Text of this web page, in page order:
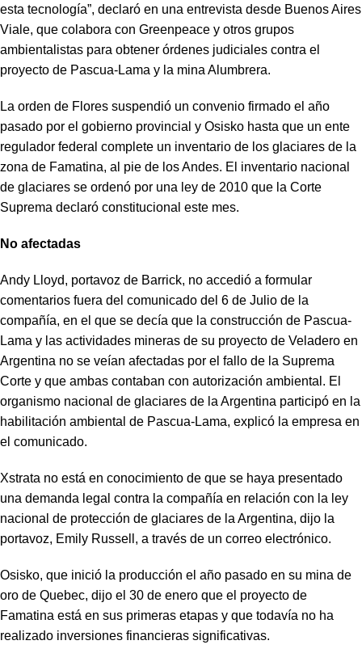
esta tecnología”, declaró en una entrevista desde Buenos Aires
Viale, que colabora con Greenpeace y otros grupos
ambientalistas para obtener órdenes judiciales contra el
proyecto de Pascua-Lama y la mina Alumbrera.
La orden de Flores suspendió un convenio firmado el año
pasado por el gobierno provincial y Osisko hasta que un ente
regulador federal complete un inventario de los glaciares de la
zona de Famatina, al pie de los Andes. El inventario nacional
de glaciares se ordenó por una ley de 2010 que la Corte
Suprema declaró constitucional este mes.
No afectadas
Andy Lloyd, portavoz de Barrick, no accedió a formular
comentarios fuera del comunicado del 6 de Julio de la
compañía, en el que se decía que la construcción de Pascua-
Lama y las actividades mineras de su proyecto de Veladero en
Argentina no se veían afectadas por el fallo de la Suprema
Corte y que ambas contaban con autorización ambiental. El
organismo nacional de glaciares de la Argentina participó en la
habilitación ambiental de Pascua-Lama, explicó la empresa en
el comunicado.
Xstrata no está en conocimiento de que se haya presentado
una demanda legal contra la compañía en relación con la ley
nacional de protección de glaciares de la Argentina, dijo la
portavoz, Emily Russell, a través de un correo electrónico.
Osisko, que inició la producción el año pasado en su mina de
oro de Quebec, dijo el 30 de enero que el proyecto de
Famatina está en sus primeras etapas y que todavía no ha
realizado inversiones financieras significativas.